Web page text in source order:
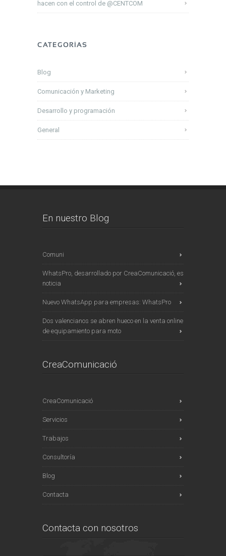
hacen con el control de @CENTCOM
CATEGORÍAS
Blog
Comunicación y Marketing
Desarrollo y programación
General
En nuestro Blog
Comuni
WhatsPro, desarrollado por CreaComunicació, es
noticia
Nuevo WhatsApp para empresas: WhatsPro
Dos valencianos se abren hueco en la venta online
de equipamiento para moto
CreaComunicació
CreaComunicació
Servicios
Trabajos
Consultoría
Blog
Contacta
Contacta con nosotros